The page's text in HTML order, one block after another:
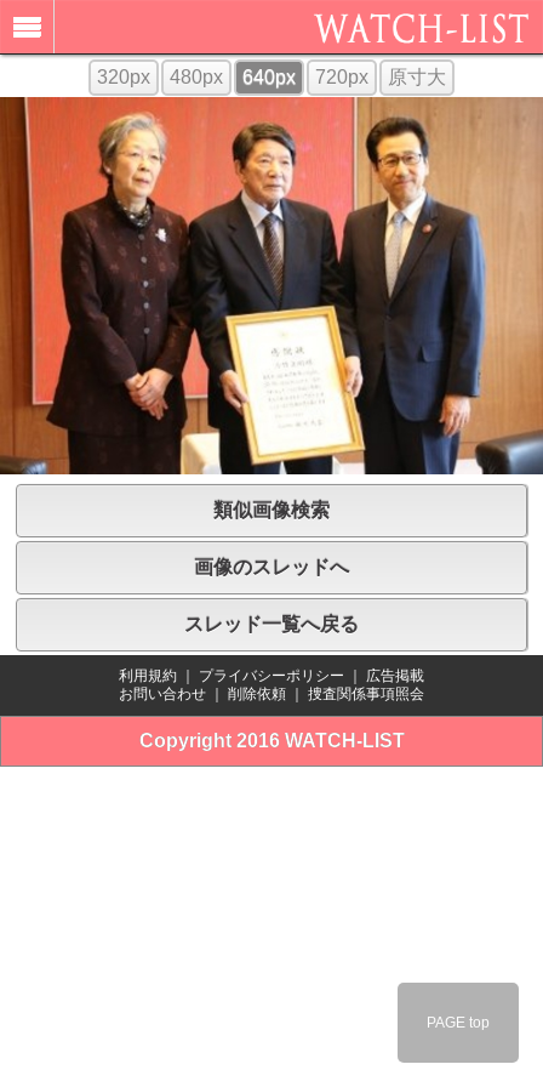
320px 480px 640px 720px 原寸大
類似画像検索
画像のスレッドへ
スレッド一覧へ戻る
利用規約 ｜ プライバシーポリシー ｜ 広告掲載
お問い合わせ ｜ 削除依頼 ｜ 捜査関係事項照会
Copyright 2016 WATCH-LIST
PAGE top